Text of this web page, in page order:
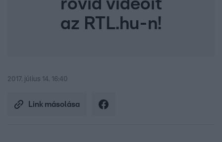
rövid videóit
az RTL.hu-n!
2017. július 14. 16:40
Link másolása